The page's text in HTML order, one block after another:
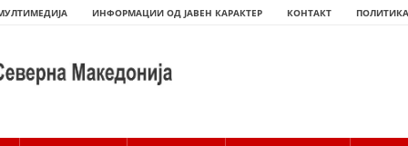
ИНФОРМАЦИИ ОД ЈАВЕН КАРАКТЕР КОНТАКТ